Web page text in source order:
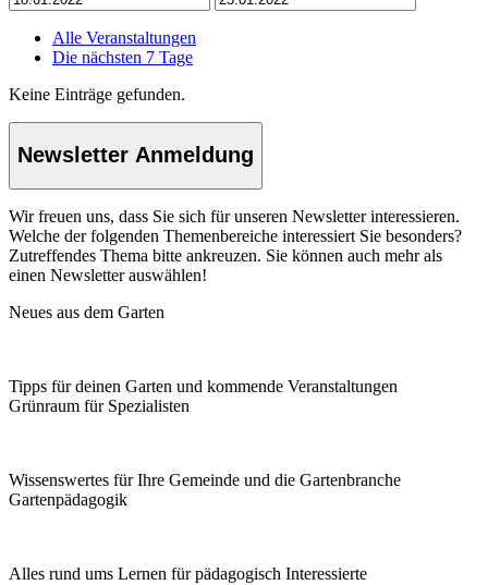
Alle Veranstaltungen
Die nächsten 7 Tage
Keine Einträge gefunden.
Newsletter Anmeldung
Wir freuen uns, dass Sie sich für unseren Newsletter interessieren.
Welche der folgenden Themenbereiche interessiert Sie besonders?
Zutreffendes Thema bitte ankreuzen. Sie können auch mehr als
einen Newsletter auswählen!
Neues aus dem Garten
Tipps für deinen Garten und kommende Veranstaltungen
Grünraum für Spezialisten
Wissenswertes für Ihre Gemeinde und die Gartenbranche
Garten­pädagogik
Alles rund ums Lernen für pädagogisch Interessierte